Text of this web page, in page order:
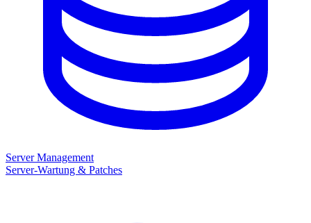
Server Management
Server-Wartung & Patches